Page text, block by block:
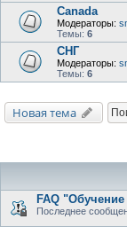
Canada
Модераторы:
Темы: 6
СНГ
Модераторы:
Темы: 6
Новая тема
FAQ "Обучение
Последнее